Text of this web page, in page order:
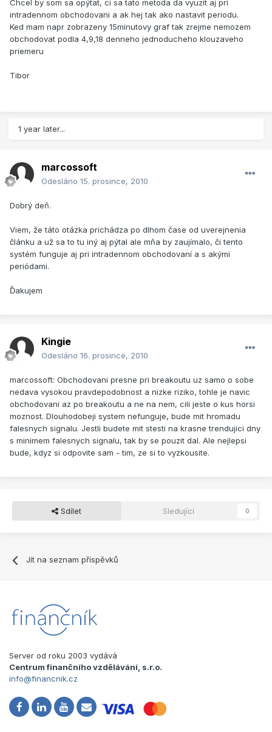
Chcel by som sa opýtat, ci sa tato metoda da vyuzit aj pri
intradennom obchodovani a ak hej tak ako nastavit periodu.
Ked mam napr zobrazeny 15minutovy graf tak zrejme nemozem
obchodovat podla 4,9,18 denneho jednoducheho klouzaveho
priemeru
Tibor
1 year later...
marcossoft
Odesláno 15. prosince, 2010
Dobrý deň.
Viem, že táto otázka prichádza po dlhom čase od uverejnenia
článku a už sa to tu iný aj pýtal ale mňa by zaujímalo, či tento
systém funguje aj pri intradennom obchodovaní a s akými
periódami.
Ďakujem
Kingie
Odesláno 16. prosince, 2010
marcossoft: Obchodovani presne pri breakoutu uz samo o sobe
nedava vysokou pravdepodobnost a nizke riziko, tohle je navic
obchodovani az po breakoutu a ne na nem, cili jeste o kus horsi
moznost. Dlouhodobeji system nefunguje, bude mit hromadu
falesnych signalu. Jestli budete mit stesti na krasne trendujici dny
s minimem falesnych signalu, tak by se pouzit dal. Ale nejlepsi
bude, kdyz si odpovite sam - tim, ze si to vyzkousite.
Sdílet Sledující 0
Jít na seznam příspěvků
Server od roku 2003 vydává
Centrum finančního vzdělávání, s.r.o.
info@financnik.cz